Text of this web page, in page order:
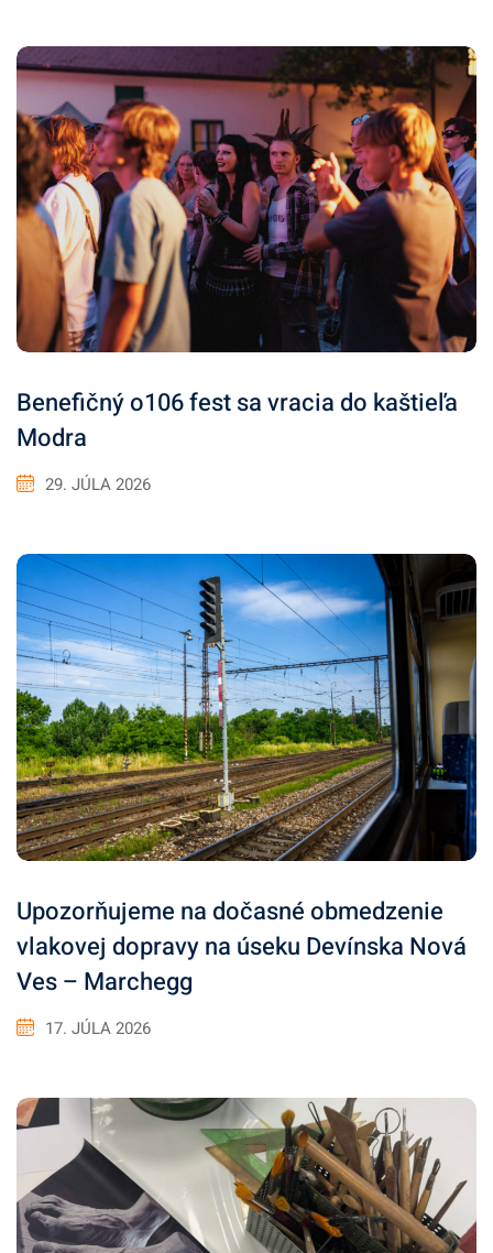
Benefičný o106 fest sa vracia do kaštieľa
Modra
29. JÚLA 2026
Upozorňujeme na dočasné obmedzenie
vlakovej dopravy na úseku Devínska Nová
Ves – Marchegg
17. JÚLA 2026